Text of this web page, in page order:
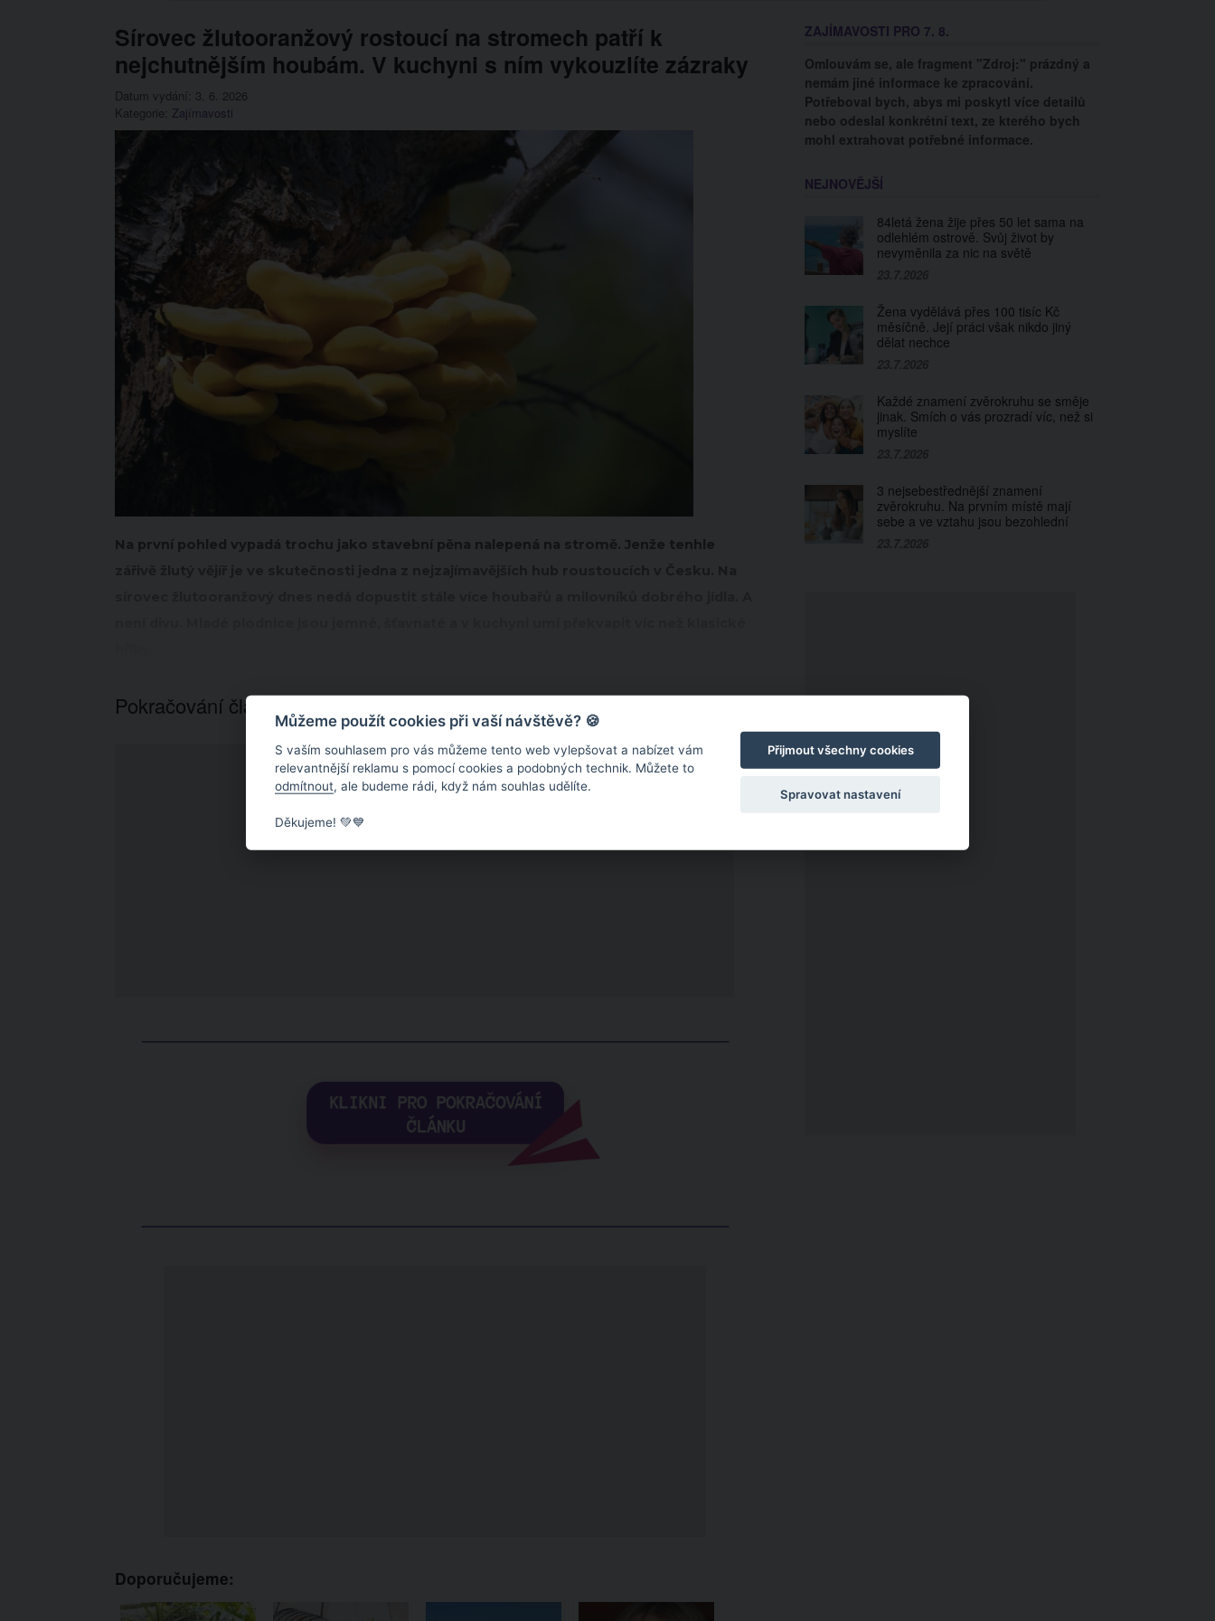
Sírovec žlutooranžový rostoucí na stromech patří k
nejchutnějším houbám. V kuchyni s ním vykouzlíte zázraky
Datum vydání: 3. 6. 2026
Kategorie: Zajímavosti
Na první pohled vypadá trochu jako stavební pěna nalepená na stromě. Jenže tenhle
Pokračování článku níže...
Doporučujeme:
ZAJÍMAVOSTI PRO 7. 8.
Omlouvám se, ale fragment "Zdroj:" prázdný a
nemám jiné informace ke zpracování.
Potřeboval bych, abys mi poskytl více detailů
nebo odeslal konkrétní text, ze kterého bych
mohl extrahovat potřebné informace.
NEJNOVĚJŠÍ
84letá žena žije přes 50 let sama na
odlehlém ostrově. Svůj život by
nevyměnila za nic na světě
Žena vydělává přes 100 tisíc Kč
měsíčně. Její práci však nikdo jiný
dělat nechce
Každé znamení zvěrokruhu se směje
jinak. Smích o vás prozradí víc, než si
myslíte
3 nejsebestřednější znamení
zvěrokruhu. Na prvním místě mají
sebe a ve vztahu jsou bezohlední
Můžeme použít cookies při vaší návštěvě? 🍪
S vaším souhlasem pro vás můžeme tento web vylepšovat a nabízet vám
relevantnější reklamu s pomocí cookies a podobných technik. Můžete to
odmítnout, ale budeme rádi, když nám souhlas udělíte.
Děkujeme! 💚💙
Přijmout všechny cookies
Spravovat nastavení